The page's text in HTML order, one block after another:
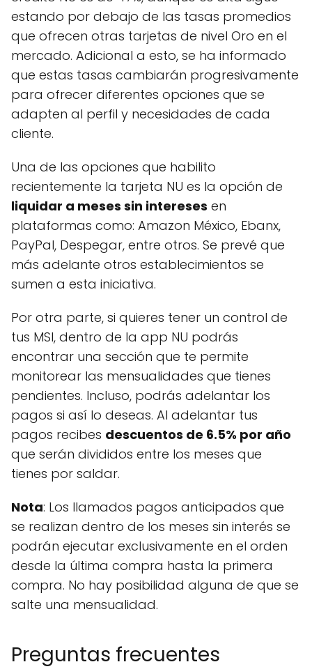
estando por debajo de las tasas promedios
que ofrecen otras tarjetas de nivel Oro en el
mercado. Adicional a esto, se ha informado
que estas tasas cambiarán progresivamente
para ofrecer diferentes opciones que se
adapten al perfil y necesidades de cada
cliente.
Una de las opciones que habilito
recientemente la tarjeta NU es la opción de
liquidar a meses sin intereses en
plataformas como: Amazon México, Ebanx,
PayPal, Despegar, entre otros. Se prevé que
más adelante otros establecimientos se
sumen a esta iniciativa.
Por otra parte, si quieres tener un control de
tus MSI, dentro de la app NU podrás
encontrar una sección que te permite
monitorear las mensualidades que tienes
pendientes. Incluso, podrás adelantar los
pagos si así lo deseas. Al adelantar tus
pagos recibes descuentos de 6.5% por año
que serán divididos entre los meses que
tienes por saldar.
Nota: Los llamados pagos anticipados que
se realizan dentro de los meses sin interés se
podrán ejecutar exclusivamente en el orden
desde la última compra hasta la primera
compra. No hay posibilidad alguna de que se
salte una mensualidad.
Preguntas frecuentes